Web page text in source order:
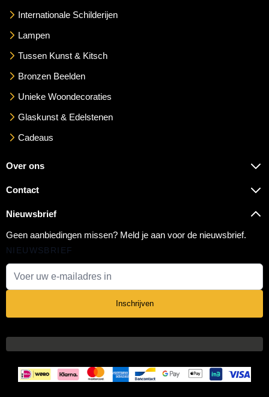
Internationale Schilderijen
Lampen
Tussen Kunst & Kitsch
Bronzen Beelden
Unieke Woondecoraties
Glaskunst & Edelstenen
Cadeaus
Over ons
Contact
Nieuwsbrief
Geen aanbiedingen missen? Meld je aan voor de nieuwsbrief.
NIEUWSBRIEF
Inschrijven